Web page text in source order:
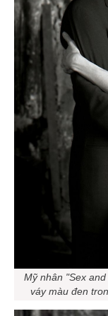
Mỹ nhân "Sex
váy màu đen